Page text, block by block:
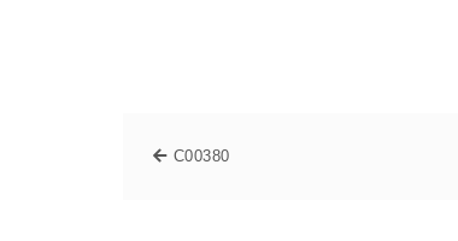
C00380